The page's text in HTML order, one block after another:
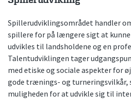
Spillerudviklingsområdet handler
spillere for på længere sigt at
udvikles til landsholdene og en
Talentudviklingen tager
med etiske og sociale aspekter for
gode trænings- og turneringsvilkår,
muligheden for at udvikle sig til